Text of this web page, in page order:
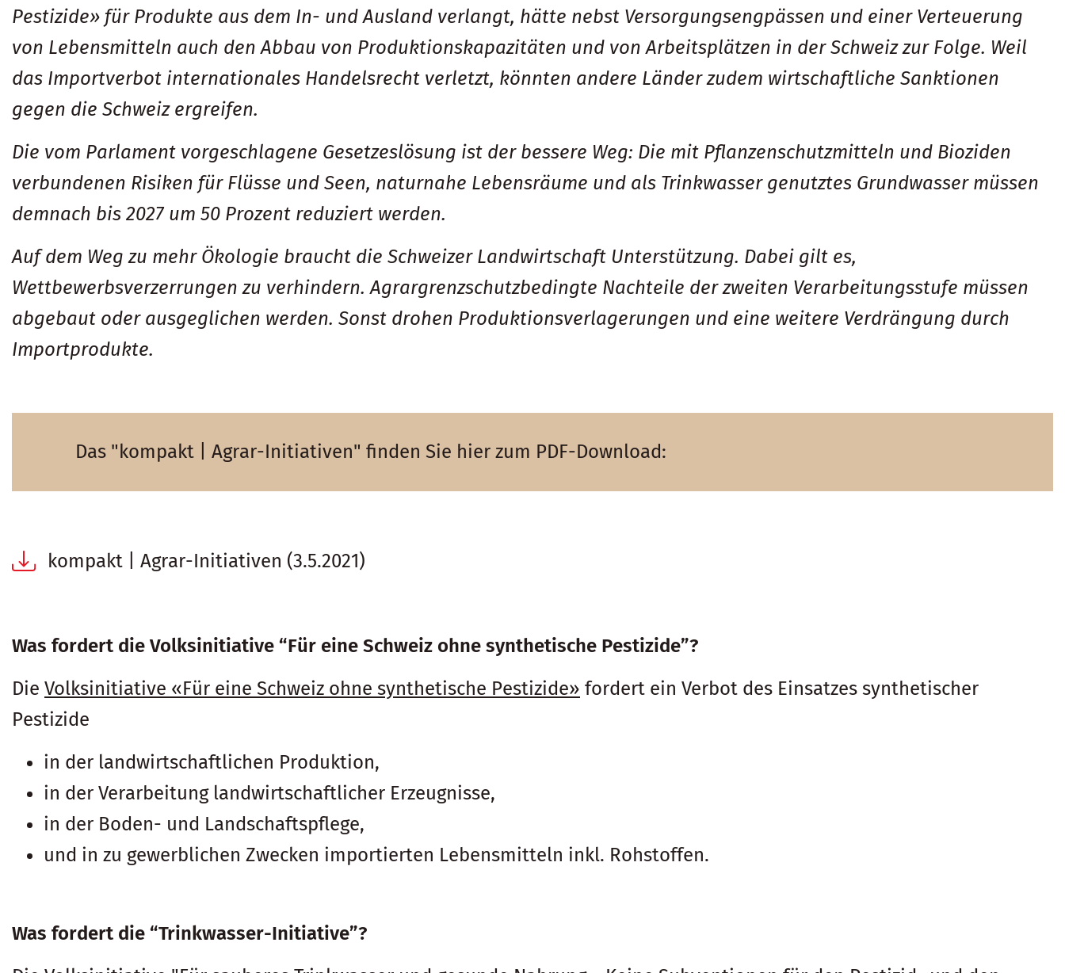
Pestizide» für Produkte aus dem In- und Ausland verlangt, hätte nebst Versorgungsengpässen und einer Verteuerung
von Lebensmitteln auch den Abbau von Produktionskapazitäten und von Arbeitsplätzen in der Schweiz zur Folge. Weil
das Importverbot internationales Handelsrecht verletzt, könnten andere Länder zudem wirtschaftliche Sanktionen
gegen die Schweiz ergreifen.
Die vom Parlament vorgeschlagene Gesetzeslösung ist der bessere Weg: Die mit Pflanzenschutzmitteln und Bioziden
verbundenen Risiken für Flüsse und Seen, naturnahe Lebensräume und als Trinkwasser genutztes Grundwasser müssen
demnach bis 2027 um 50 Prozent reduziert werden.
Auf dem Weg zu mehr Ökologie braucht die Schweizer Landwirtschaft Unterstützung. Dabei gilt es,
Wettbewerbsverzerrungen zu verhindern. Agrargrenzschutzbedingte Nachteile der zweiten Verarbeitungsstufe müssen
abgebaut oder ausgeglichen werden. Sonst drohen Produktionsverlagerungen und eine weitere Verdrängung durch
Importprodukte.
Das "kompakt | Agrar-Initiativen" finden Sie hier zum PDF-Download:
kompakt | Agrar-Initiativen (3.5.2021)
Was fordert die Volksinitiative “Für eine Schweiz ohne synthetische Pestizide”?
Die Volksinitiative «Für eine Schweiz ohne synthetische Pestizide» fordert ein Verbot des Einsatzes synthetischer
Pestizide
in der landwirtschaftlichen Produktion,
in der Verarbeitung landwirtschaftlicher Erzeugnisse,
in der Boden- und Landschaftspflege,
und in zu gewerblichen Zwecken importierten Lebensmitteln inkl. Rohstoffen.
Was fordert die “Trinkwasser-Initiative”?